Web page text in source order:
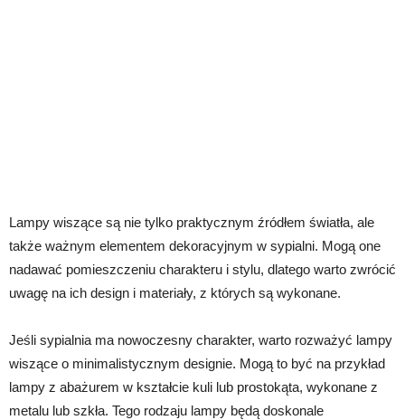
Lampy wiszące są nie tylko praktycznym źródłem światła, ale
także ważnym elementem dekoracyjnym w sypialni. Mogą one
nadawać pomieszczeniu charakteru i stylu, dlatego warto zwrócić
uwagę na ich design i materiały, z których są wykonane.
Jeśli sypialnia ma nowoczesny charakter, warto rozważyć lampy
wiszące o minimalistycznym designie. Mogą to być na przykład
lampy z abażurem w kształcie kuli lub prostokąta, wykonane z
metalu lub szkła. Tego rodzaju lampy będą doskonale